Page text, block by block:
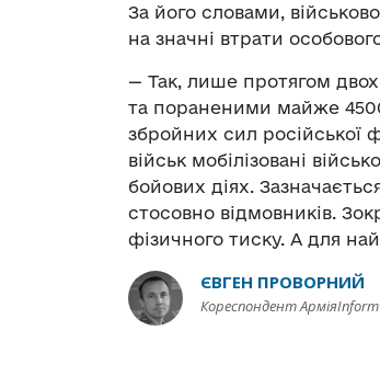
За його словами,
на значні втрати
— Так, лише протягом
та пораненими майже 4500
збройних сил російської
військ мобілізовані
бойових діях.
стосовно відмовників.
фізичного тиску. А для
ЄВГЕН ПРОВОРНИЙ
Кореспондент АрміяInform